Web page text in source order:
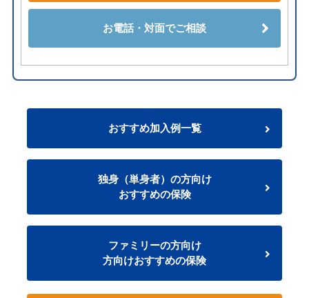
お電話・対面でご相談
おすすめ加入例一覧
独身（単身者）の方向け
おすすめの保険
ファミリーの方向け
方向けおすすめの保険